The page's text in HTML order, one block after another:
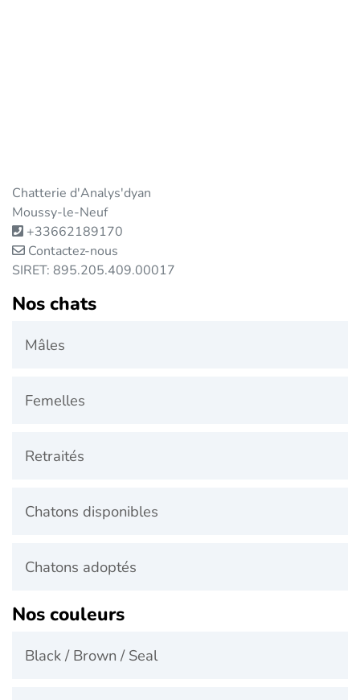
Chatterie d'Analys'dyan
Moussy-le-Neuf
+33662189170
Contactez-nous
SIRET: 895.205.409.00017
Nos chats
Mâles
Femelles
Retraités
Chatons disponibles
Chatons adoptés
Nos couleurs
Black / Brown / Seal